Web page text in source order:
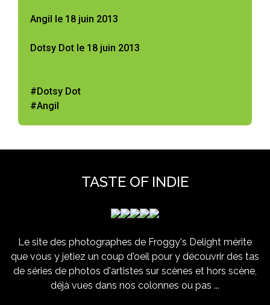
Angil le 18 juin 2013
Dotsy Dot le 18 juin 2013
#Dotsy Dot
#Angil
TASTE OF INDIE
Le site des photographes de Froggy's Delight mérite
que vous y jetiez un coup d'oeil pour y découvrir des tas
de séries de photos d'artistes sur scènes et hors scène,
déjà vues dans nos colonnes ou pas ...